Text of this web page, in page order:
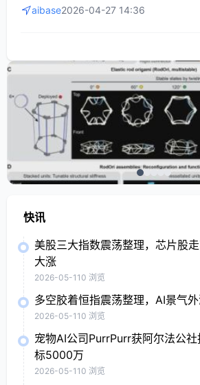
数据训练，即可实现亚毫米级的精准对位
中的应用落地。
aibase2026-04-27 14:36
快讯
美股三大指数震荡整理，芯片股
大涨
2026-05-110 浏览
多空胶着恒指震荡整理，AI景气
2026-05-110 浏览
宠物AI公司PurrPurr获阿尔法公
标5000万
2026-05-110 浏览